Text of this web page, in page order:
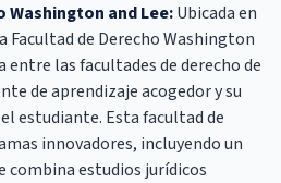
Washington and Lee:Ubicada en
Facultad de Derecho Washington
entre las facultades de derecho de
de aprendizaje acogedor y su
estudiante. Esta facultad de
innovadores, incluyendo un
combina estudios jurídicos